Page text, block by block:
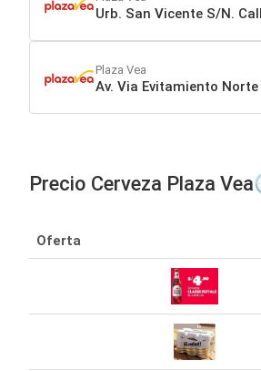
Urb. San Vicente S/N.
Plaza Vea
Av. Via Evitamiento
Precio Cerveza Plaza
Oferta